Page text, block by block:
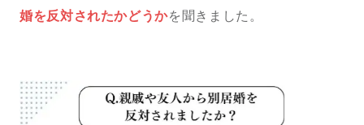
婚を反対されたかどうかを聞きました。